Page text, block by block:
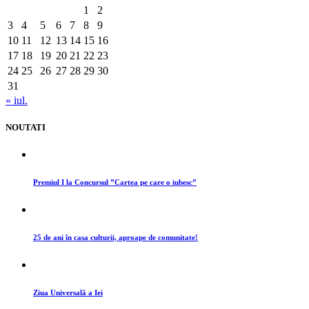
1
2
3
4 5 6 7 8
9
10 11 12 13 14 15 16
17 18 19 20 21 22 23
24 25 26 27 28 29 30
31
« iul.
NOUTATI
Premiul I la Concursul ”Cartea pe care o iubesc”
25 de ani în casa culturii, aproape de comunitate!
Ziua Universală a Iei